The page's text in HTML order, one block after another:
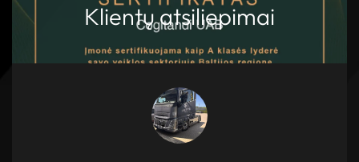
Klientų atsiliepimai